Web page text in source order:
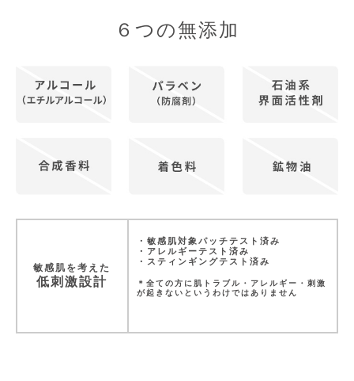
６つの無添加
敏感肌を考えた
低刺激設計
・敏感肌対象パッチテスト済み
・アレルギーテスト済み
・スティンギングテスト済み
＊全ての方に肌トラブル・アレルギー・刺激
が起きないというわけではありません